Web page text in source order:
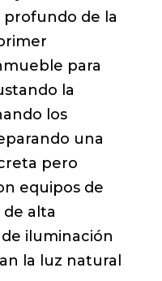
de la
para
la
los
una
pero
equipos de
alta
iluminación
la luz natural